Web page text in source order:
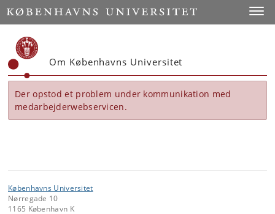
Start
Om Københavns Universitet
Der opstod et problem under kommunikation med
medarbejderwebservicen.
Københavns Universitet
Nørregade 10
1165 København K